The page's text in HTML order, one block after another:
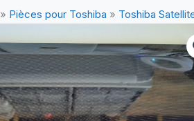
» Pièces pour Toshiba » Toshiba